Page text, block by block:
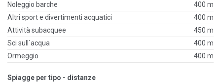
Noleggio barche
400 m
Altri sport e divertimenti acquatici
400 m
Attività subacquee
450 m
Sci sull`acqua
400 m
Ormeggio
400 m
Spiagge per tipo - distanze